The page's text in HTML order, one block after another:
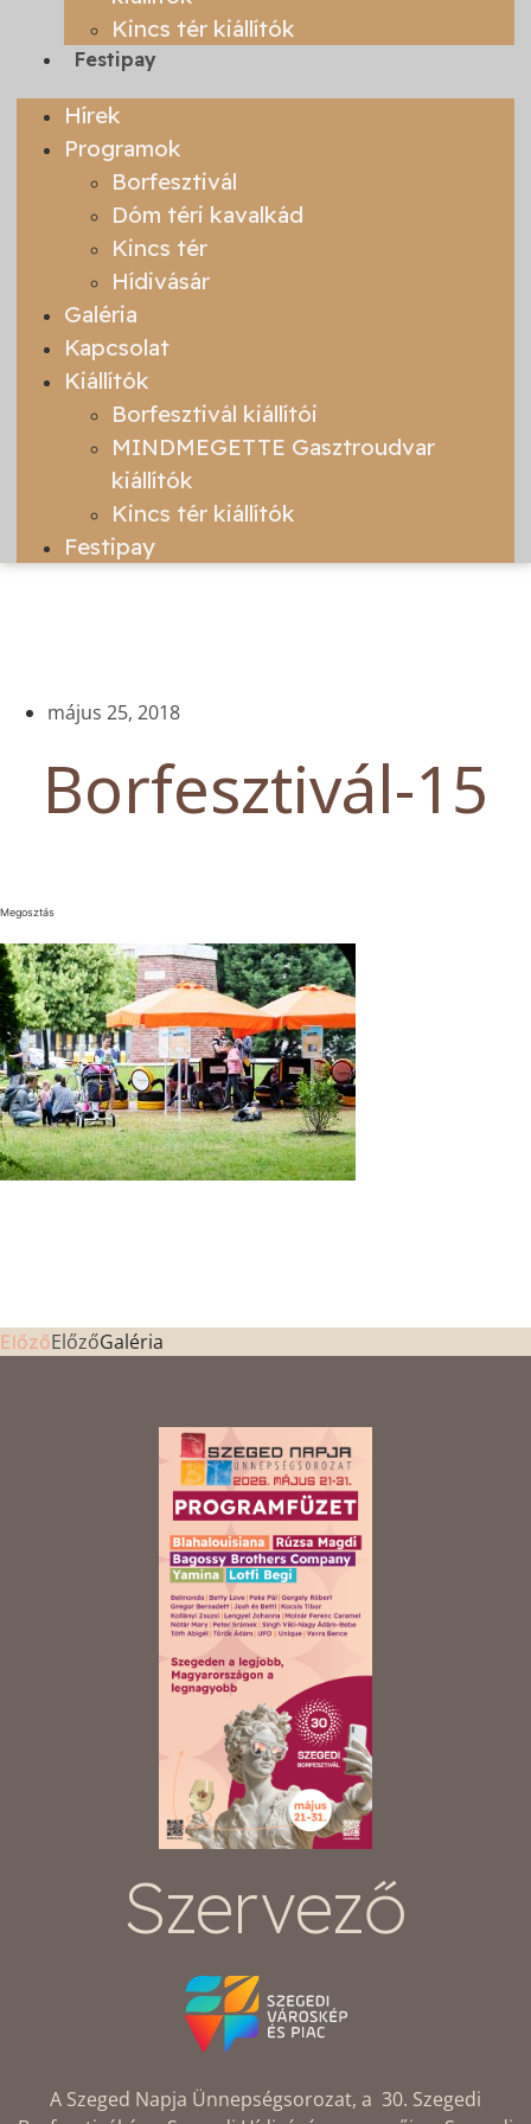
Kincs tér kiállítók
Festipay
Hírek
Programok
Borfesztivál
Dóm téri kavalkád
Kincs tér
Hídivásár
Galéria
Kapcsolat
Kiállítók
Borfesztivál kiállítói
MINDMEGETTE Gasztroudvar
kiállítók
Kincs tér kiállítók
Festipay
május 25, 2018
Borfesztivál-15
Megosztás
ElőzőElőzőGaléria
Szervező
A Szeged Napja Ünnepségsorozat, a 30. Szegedi